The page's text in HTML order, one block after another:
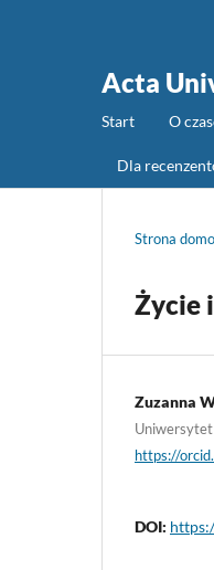
Acta
Start O
Dla
Strona
Życie
Zuzanna
https://
DOI: